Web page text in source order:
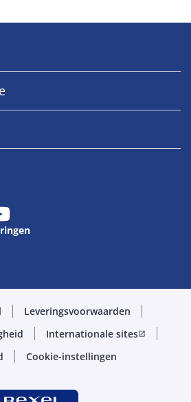
Leveringsvoorwaarden
Internationale sitesopen_in_new
Cookie-instellingen